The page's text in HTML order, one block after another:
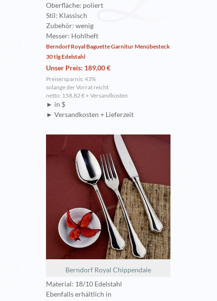
Oberfläche: poliert
Stil: Klassisch
Zubehör: wenig
Messer: Hohlheft
Berndorf Royal Baguette Garnitur Menübesteck
30 tlg Edelstahl
Unser Preis: 189,00 €
Preisersparnis: 43%
solange der Vorrat reicht
netto: 158,82 € + Versandkosten
► in $
► Versandkosten + Lieferzeit
Berndorf Royal Chippendale
Material: 18/10 Edelstahl
Ebenfalls erhältlich in